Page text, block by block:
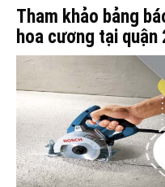
Tham khảo bảng
hoa cương tại quận